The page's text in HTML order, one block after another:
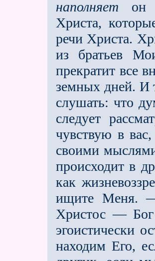
наполняет он
Христа,
речи Христа.
из братьев
прекратит все
земных дней. И
слушать: что
следует
чувствую в
своими
происходит в
как
ищите Меня.
Христос —
эгоистически
находим Его,